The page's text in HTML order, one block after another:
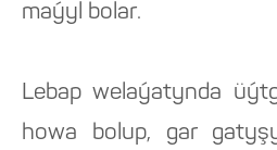
maýyl bolar.
Lebap welaýatynda
howa bolup, gar